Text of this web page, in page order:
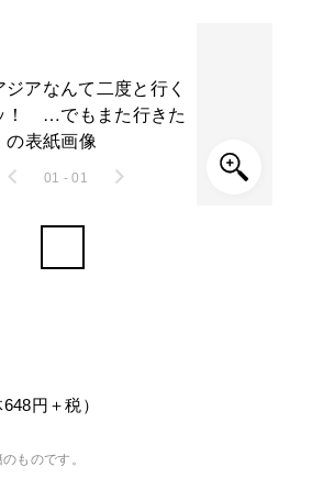
01 - 01
648円＋税）
ものです。